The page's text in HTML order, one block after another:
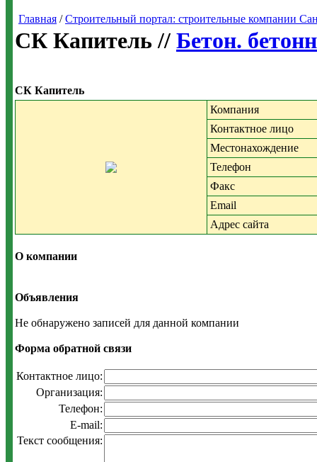
Главная /Строительный портал: строительные компании
СК Капитель // Бетон.
СК Капитель
Компания
Контактное лицо
Местонахождение
Телефон
Факс
Email
Адрес сайта
О компании
Объявления
Не обнаружено записей для данной компании
Форма обратной связи
Контактное лицо:
Организация:
Телефон:
E-mail:
Текст сообщения: